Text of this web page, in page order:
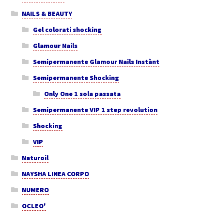
NAILS & BEAUTY
Gel colorati shocking
Glamour Nails
Semipermanente Glamour Nails Instànt
Semipermanente Shocking
Only One 1 sola passata
Semipermanente VIP 1 step revolution
Shocking
VIP
Naturoil
NAYSHA LINEA CORPO
NUMERO
OCLEO'